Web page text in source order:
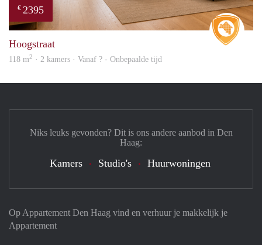
€ 2395
Real
Hoogstraat
118 m2 · 2 kamers · Vanaf ? - Onbepaalde tijd
Op Appartement Den Haag vind en verhuur je makkelijk je
Appartement
Niks leuks gevonden? Dit is ons andere aanbod in Den
Haag:
Kamers Studio's Huurwoningen